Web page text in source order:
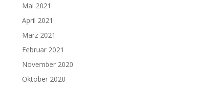
Mai 2021
April 2021
März 2021
Februar 2021
November 2020
Oktober 2020